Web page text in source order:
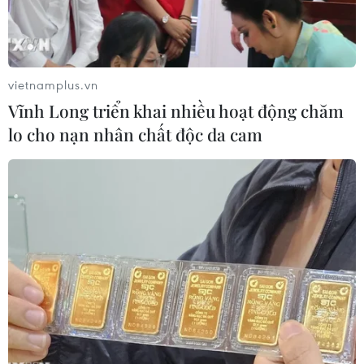
Championship 26.
Võ sỹ Triệu Thị Phương Thủy giành chiến thắng trước võ sỹ Choi
Eun Ji-Hàn Quốc. Huỳnh Sơn. (Ảnh: Huỳnh Sơn/TTXVN)
Tối 13/4, tại khu phức hợp The Grand Hồ Tràm
Strip (huyện Xuyên Mộc, tỉnh Bà Rịa-Vũng Tàu),
vietnamplus.vn
Vĩnh Long triển khai nhiều hoạt động chăm
lo cho nạn nhân chất độc da cam